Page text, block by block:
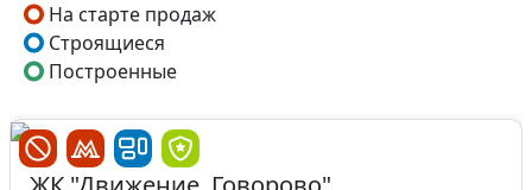
На старте продаж
Строящиеся
Построенные